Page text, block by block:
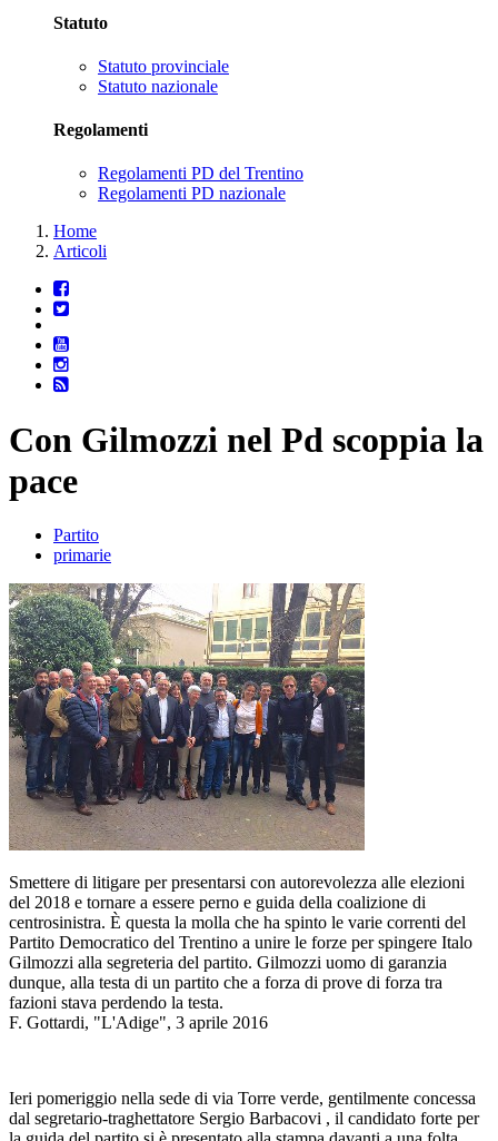
Statuto
Statuto provinciale
Statuto nazionale
Regolamenti
Regolamenti PD del Trentino
Regolamenti PD nazionale
Home
Articoli
Con Gilmozzi nel Pd scoppia la
pace
Partito
primarie
Smettere di litigare per presentarsi con autorevolezza alle elezioni
del 2018 e tornare a essere perno e guida della coalizione di
centrosinistra. È questa la molla che ha spinto le varie correnti del
Partito Democratico del Trentino a unire le forze per spingere Italo
Gilmozzi alla segreteria del partito. Gilmozzi uomo di garanzia
dunque, alla testa di un partito che a forza di prove di forza tra
fazioni stava perdendo la testa.
F. Gottardi, "L'Adige", 3 aprile 2016
Ieri pomeriggio nella sede di via Torre verde, gentilmente concessa
dal segretario-traghettatore Sergio Barbacovi , il candidato forte per